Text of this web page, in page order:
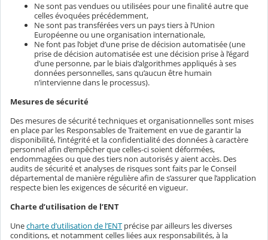
Ne sont pas vendues ou utilisées pour une finalité autre que
celles évoquées précédemment,
Ne sont pas transférées vers un pays tiers à l’Union
Européenne ou une organisation internationale,
Ne font pas l’objet d’une prise de décision automatisée (une
prise de décision automatisée est une décision prise à l’égard
d’une personne, par le biais d’algorithmes appliqués à ses
données personnelles, sans qu’aucun être humain
n’intervienne dans le processus).
Mesures de sécurité
Des mesures de sécurité techniques et organisationnelles sont mises
en place par les Responsables de Traitement en vue de garantir la
disponibilité, l’intégrité et la confidentialité des données à caractère
personnel afin d’empêcher que celles-ci soient déformées,
endommagées ou que des tiers non autorisés y aient accès. Des
audits de sécurité et analyses de risques sont faits par le Conseil
départemental de manière régulière afin de s’assurer que l’application
respecte bien les exigences de sécurité en vigueur.
Charte d’utilisation de l’ENT
Unecharte d’utilisation de l’ENT précise par ailleurs les diverses
conditions, et notamment celles liées aux responsabilités, à la